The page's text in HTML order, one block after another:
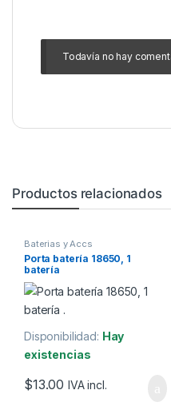
Todavía no hay
Productos relacionados
Baterias y Accs
Porta batería 18650, 1
batería
Disponibilidad: Hay
existencias
$13.00 IVA incl.